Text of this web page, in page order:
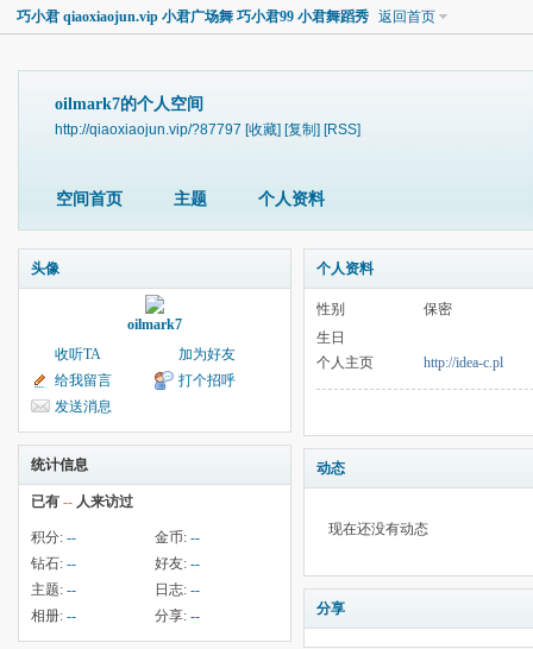
巧小君 qiaoxiaojun.vip 小君广场舞 巧小君99 小君舞蹈秀 返回首页
oilmark7的个人空间
http://qiaoxiaojun.vip/?87797 [收藏] [复制] [RSS]
空间首页 主题 个人资料
头像
oilmark7
收听TA
加为好友
给我留言
打个招呼
发送消息
统计信息
已有 -- 人来访过
积分: -- 金币: --
钻石: -- 好友: --
主题: -- 日志: --
相册: -- 分享: --
个人资料
性别
保密
生日
个人主页
http://idea-c.pl
动态
现在还没有动态
分享